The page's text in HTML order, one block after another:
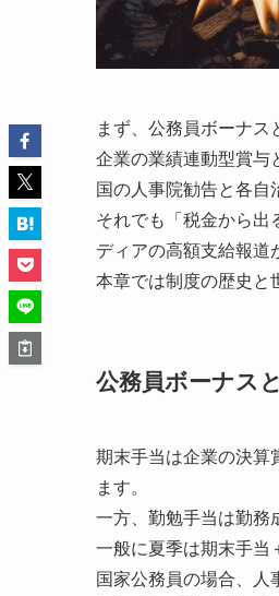
まず、公務員ボーナス
企業の業績連動型賞与
国の人事院勧告と各自
それでも「税金から出
ディアの高額支給報道
本章では制度の歴史と
公務員ボーナス
期末手当は企業の決算
ます。
一方、勤勉手当は勤務
一般に夏季は期末手当
国家公務員の場合、人